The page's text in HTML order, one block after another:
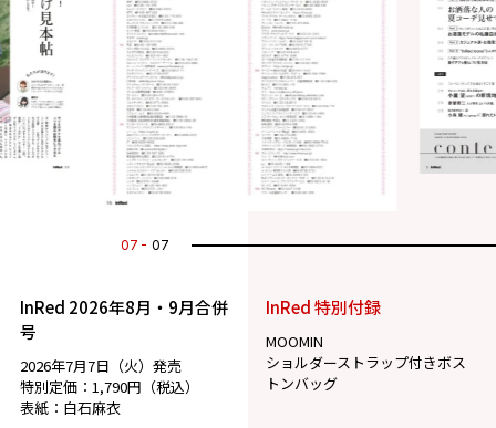
07 07
InRed 2026年8月・9月合併
号
2026年7月7日（火）発売
特別定価：1,790円（税込）
表紙：白石麻衣
InRed 特別付録
MOOMIN
ショルダーストラップ付きボス
トンバッグ